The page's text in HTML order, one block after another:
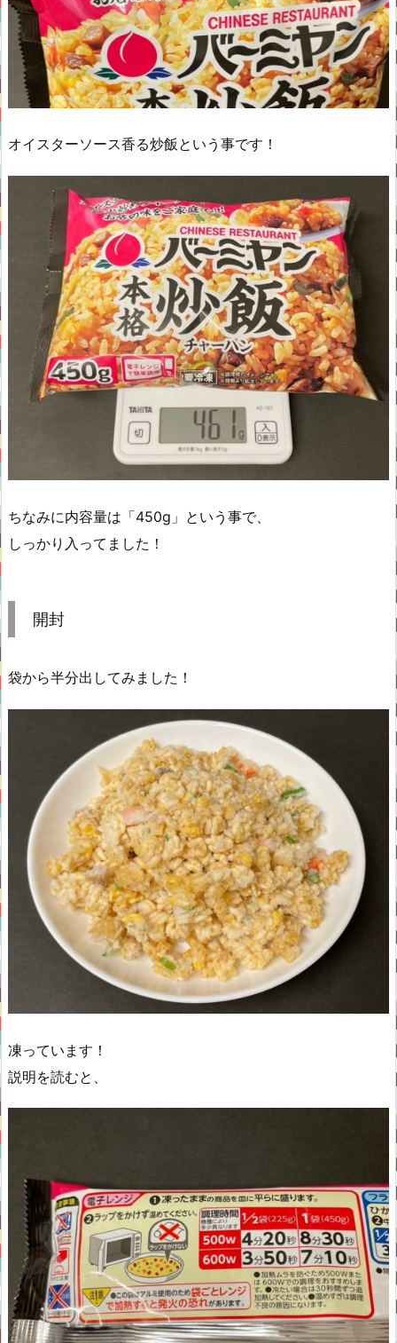
オイスターソース香る炒飯という事です！
ちなみに内容量は「450g」という事で、
しっかり入ってました！
開封
袋から半分出してみました！
凍っています！
説明を読むと、